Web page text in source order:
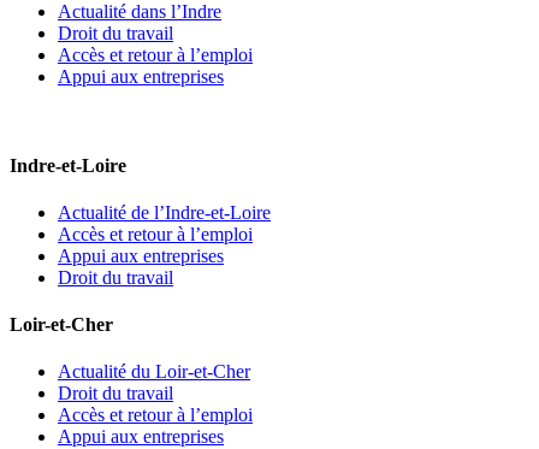
Actualité dans l’Indre
Droit du travail
Accès et retour à l’emploi
Appui aux entreprises
Indre-et-Loire
Actualité de l’Indre-et-Loire
Accès et retour à l’emploi
Appui aux entreprises
Droit du travail
Loir-et-Cher
Actualité du Loir-et-Cher
Droit du travail
Accès et retour à l’emploi
Appui aux entreprises